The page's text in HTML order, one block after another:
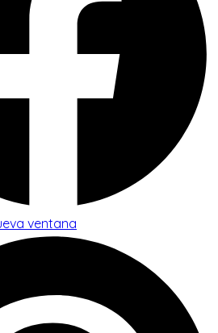
ventana